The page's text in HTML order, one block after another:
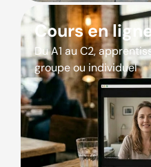
Cours en ligne
Du A1 au C2,
groupe ou individuel